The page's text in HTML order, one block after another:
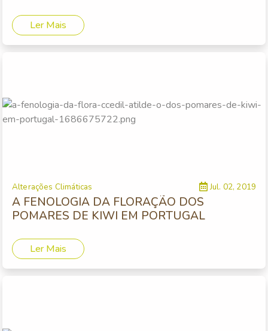
Ler Mais
Alterações Climáticas Jul. 02, 2019
A FENOLOGIA DA FLORAÇÃO DOS
POMARES DE KIWI EM PORTUGAL
Ler Mais